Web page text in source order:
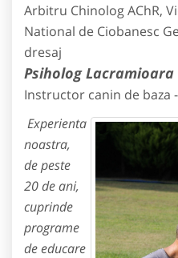
Arbitru Chinolog AChR,
National de Ciobanesc
dresaj
Psiholog
Instructor canin de baza
Experienta
noastra,
de peste
20 de ani,
cuprinde
programe
de educare